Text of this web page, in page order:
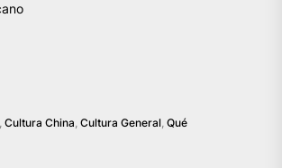
, Cultura China, Cultura General, Qué